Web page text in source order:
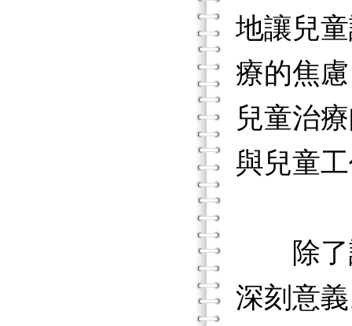
地讓兒
療的焦
兒童治
與兒童
除了諮
深刻意